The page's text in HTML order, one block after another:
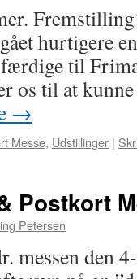
Fremstilling
hurtigere
færdige til
os til at
→
Messe, Udstillinger |
Postkort
Petersen
messen den